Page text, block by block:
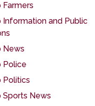
Farmers
Information and Public
News
Police
Politics
Sports News